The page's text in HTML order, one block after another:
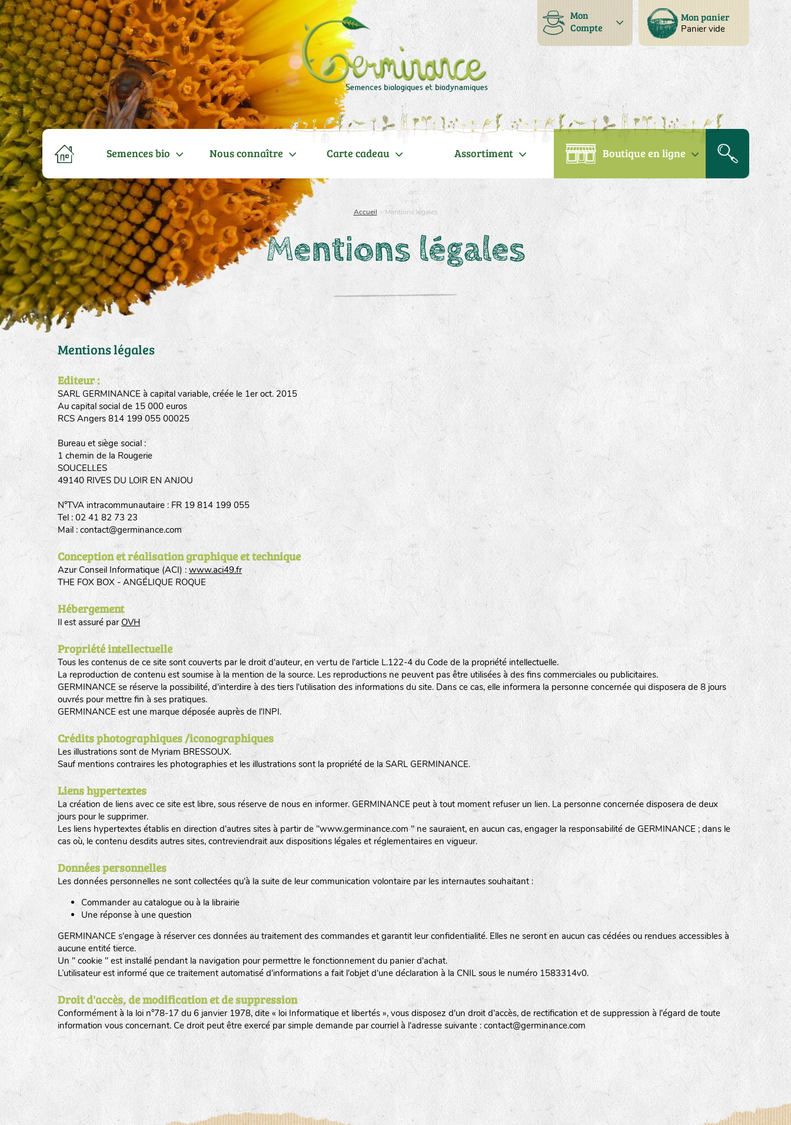
Mon panier
Panier vide
Mon
Compte
Semences bio Nous connaître Carte cadeau Assortiment Boutique en ligne
Accueil > Mentions légales
Mentions légales
Mentions légales
Editeur :
SARL GERMINANCE à capital variable, créée le 1er oct. 2015
Au capital social de 15 000 euros
RCS Angers 814 199 055 00025
Bureau et siège social :
1 chemin de la Rougerie
SOUCELLES
49140 RIVES DU LOIR EN ANJOU
N°TVA intracommunautaire : FR 19 814 199 055
Tel : 02 41 82 73 23
Mail : contact@germinance.com
Conception et réalisation graphique et technique
Azur Conseil Informatique (ACI) : www.aci49.fr
THE FOX BOX - ANGÉLIQUE ROQUE
Hébergement
Il est assuré parOVH
Propriété intellectuelle
Tous les contenus de ce site sont couverts par le droit d'auteur, en vertu de l'article L.122-4 du Code de la propriété intellectuelle.
La reproduction de contenu est soumise à la mention de la source. Les reproductions ne peuvent pas être utilisées à des fins commerciales ou publicitaires.
GERMINANCE se réserve la possibilité, d'interdire à des tiers l'utilisation des informations du site. Dans ce cas, elle informera la personne concernée qui disposera de 8 jours
ouvrés pour mettre fin à ses pratiques.
GERMINANCE est une marque déposée auprès de l'INPI.
Crédits photographiques /iconographiques
Les illustrations sont de Myriam BRESSOUX.
Sauf mentions contraires les photographies et les illustrations sont la propriété de la SARL GERMINANCE.
Liens hypertextes
La création de liens avec ce site est libre, sous réserve de nous en informer. GERMINANCE peut à tout moment refuser un lien. La personne concernée disposera de deux
jours pour le supprimer.
Les liens hypertextes établis en direction d'autres sites à partir de "www.germinance.com " ne sauraient, en aucun cas, engager la responsabilité de GERMINANCE ; dans le
cas où, le contenu desdits autres sites, contreviendrait aux dispositions légales et réglementaires en vigueur.
Données personnelles
Les données personnelles ne sont collectées qu'à la suite de leur communication volontaire par les internautes souhaitant :
Commander au catalogue ou à la librairie
Une réponse à une question
GERMINANCE s'engage à réserver ces données au traitement des commandes et garantit leur confidentialité. Elles ne seront en aucun cas cédées ou rendues accessibles à
aucune entité tierce.
Un " cookie " est installé pendant la navigation pour permettre le fonctionnement du panier d'achat.
L’utilisateur est informé que ce traitement automatisé d'informations a fait l'objet d'une déclaration à la CNIL sous le numéro 1583314v0.
Droit d'accès, de modification et de suppression
Conformément à la loi n°78-17 du 6 janvier 1978, dite « loi Informatique et libertés », vous disposez d'un droit d'accès, de rectification et de suppression à l'égard de toute
information vous concernant. Ce droit peut être exercé par simple demande par courriel à l'adresse suivante : contact@germinance.com